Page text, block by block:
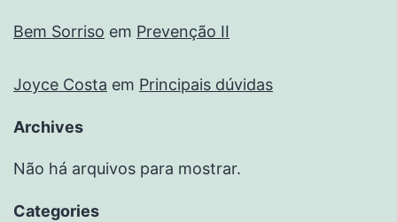
Bem Sorriso em Prevenção II
Joyce Costa em Principais dúvidas
Archives
Não há arquivos para mostrar.
Categories